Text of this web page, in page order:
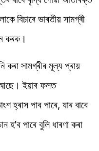
বিচাৰে ভাৰতীয় সামগ্ৰী
কৰক।
কৰা সামগ্ৰীৰ মূল্য প্ৰায়
আছে। ইয়াৰ ফলত
হ্ৰাস পাব পাৰে, যাৰ বাবে
হ’ব পাৰে বুলি ধাৰণা কৰা